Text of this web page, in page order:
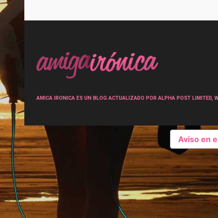
AMICA IRONICA ES UN BLOG ACTUALIZADO POR ALPHA POST
Aviso en